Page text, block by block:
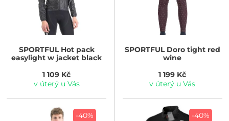
SPORTFULHot pack
easylight w jacket black
1 109 Kč
v úterý u Vás
SPORTFULDoro tight red
wine
1 199 Kč
v úterý u Vás
-40%
-40%